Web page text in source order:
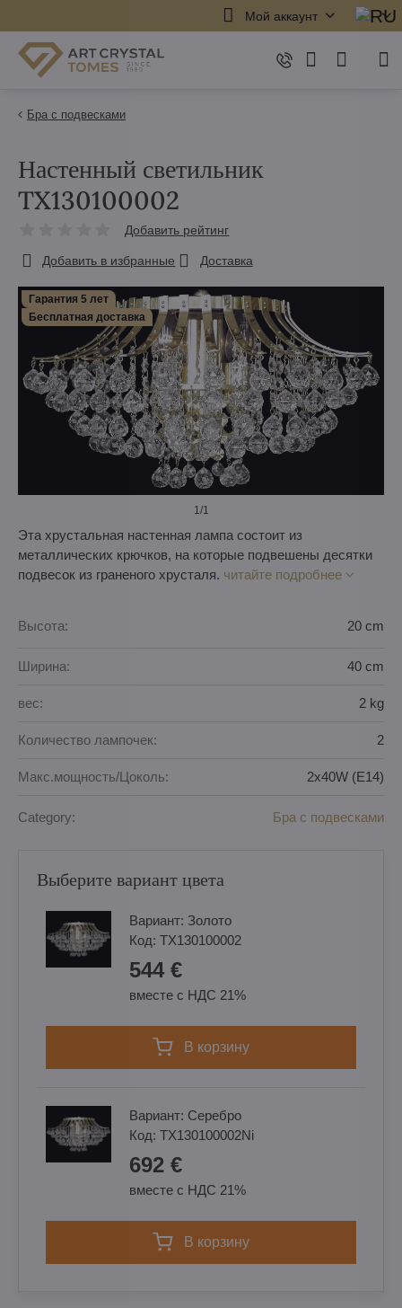
Мой аккаунт
Бра с подвесками
Гарантия 5 лет
Бесплатная доставка
1/1
Настенный светильник
TX130100002
Добавить рейтинг
Добавить в избранные Доставка
Эта хрустальная настенная лампа состоит из
металлических крючков, на которые подвешены десятки
подвесок из граненого хрусталя. читайте подробнее
Высота: 20 cm
Ширина: 40 cm
вес: 2 kg
Количество лампочек: 2
Макс.мощность/Цоколь: 2x40W (E14)
Category: Бра с подвесками
Выберите вариант цвета
Вариант: Золотo
Код: TX130100002
544 €
вместе с НДС 21%
в корзину
Вариант: Cеребро
Код: TX130100002Ni
692 €
вместе с НДС 21%
в корзину